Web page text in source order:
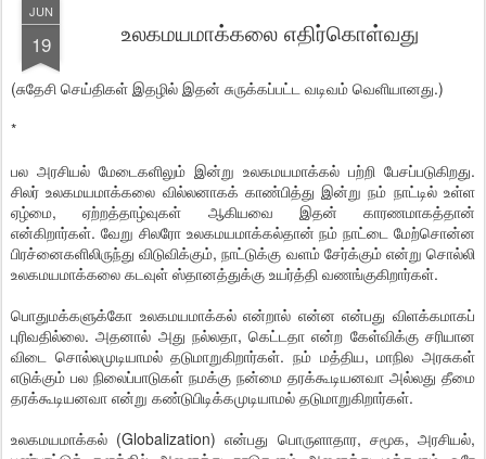
JUN
19 உலகமயமாக்கலை எதிர்கொள்வது
(சுதேசி செய்திகள் இதழில் இதன் சுருக்கப்பட்ட வடிவம் வெளியானது.)
*
பல அரசியல் மேடைகளிலும் இன்று உலகமயமாக்கல் பற்றி பேசப்படுகிறது.
சிலர் உலகமயமாக்கலை வில்லனாகக் காண்பித்து இன்று நம் நாட்டில் உள்ள
ஏழ்மை, ஏற்றத்தாழ்வுகள் ஆகியவை இதன் காரணமாகத்தான்
என்கிறார்கள். வேறு சிலரோ உலகமயமாக்கல்தான் நம் நாட்டை மேற்சொன்ன
பிரச்னைகளிலிருந்து விடுவிக்கும், நாட்டுக்கு வளம் சேர்க்கும் என்று சொல்லி
உலகமயமாக்கலை கடவுள் ஸ்தானத்துக்கு உயர்த்தி வணங்குகிறார்கள்.
பொதுமக்களுக்கோ உலகமயமாக்கல் என்றால் என்ன என்பது விளக்கமாகப்
புரிவதில்லை. அதனால் அது நல்லதா, கெட்டதா என்ற கேள்விக்கு சரியான
விடை சொல்லமுடியாமல் தடுமாறுகிறார்கள். நம் மத்திய, மாநில அரசுகள்
எடுக்கும் பல நிலைப்பாடுகள் நமக்கு நன்மை தரக்கூடியனவா அல்லது தீமை
தரக்கூடியனவா என்று கண்டுபிடிக்கமுடியாமல் தடுமாறுகிறார்கள்.
உலகமயமாக்கல் (Globalization) என்பது பொருளாதார, சமூக, அரசியல்,